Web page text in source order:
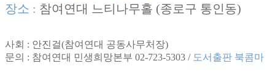
장소 : 참여연대 느티나무홀 (종로구 통인동)
사회 : 안진걸(참여연대 공동사무처장)
문의 : 참여연대 민생희망본부 02-723-5303 / 도서출판 북콤마